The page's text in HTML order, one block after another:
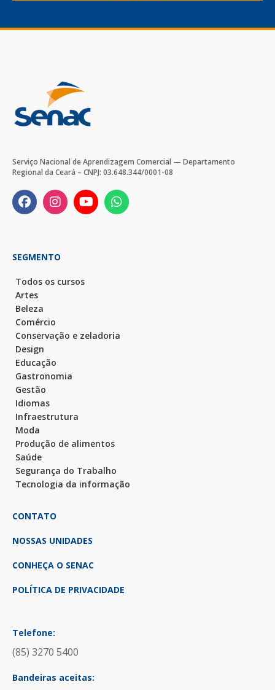
Serviço Nacional de Aprendizagem Comercial — Departamento
Regional da Ceará – CNPJ: 03.648.344/0001-08
SEGMENTO
Todos os cursos
Artes
Beleza
Comércio
Conservação e zeladoria
Design
Educação
Gastronomia
Gestão
Idiomas
Infraestrutura
Moda
Produção de alimentos
Saúde
Segurança do Trabalho
Tecnologia da informação
CONTATO
NOSSAS UNIDADES
CONHEÇA O SENAC
POLÍTICA DE PRIVACIDADE
Telefone:
(85) 3270 5400
Bandeiras aceitas: